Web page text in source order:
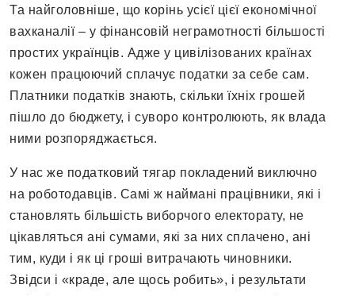
Та найголовніше, що корінь усієї цієї економічної
вахканалії – у фінансовій неграмотності більшості
простих українців. Адже у цивілізованих країнах
кожен працюючий сплачує податки за себе сам.
Платники податків знають, скільки їхніх грошей
пішло до бюджету, і суворо контролюють, як влада
ними розпоряджається.
У нас же податковий тягар покладений виключно
на роботодавців. Самі ж наймані працівники, які і
становлять більшість виборчого електорату, не
цікавляться ані сумами, які за них сплачено, ані
тим, куди і як ці гроші витрачають чиновники.
Звідси і «краде, але щось робить», і результати